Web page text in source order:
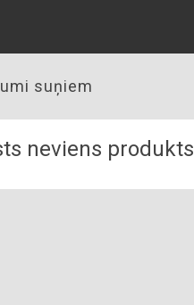
suņiem
neviens produkts